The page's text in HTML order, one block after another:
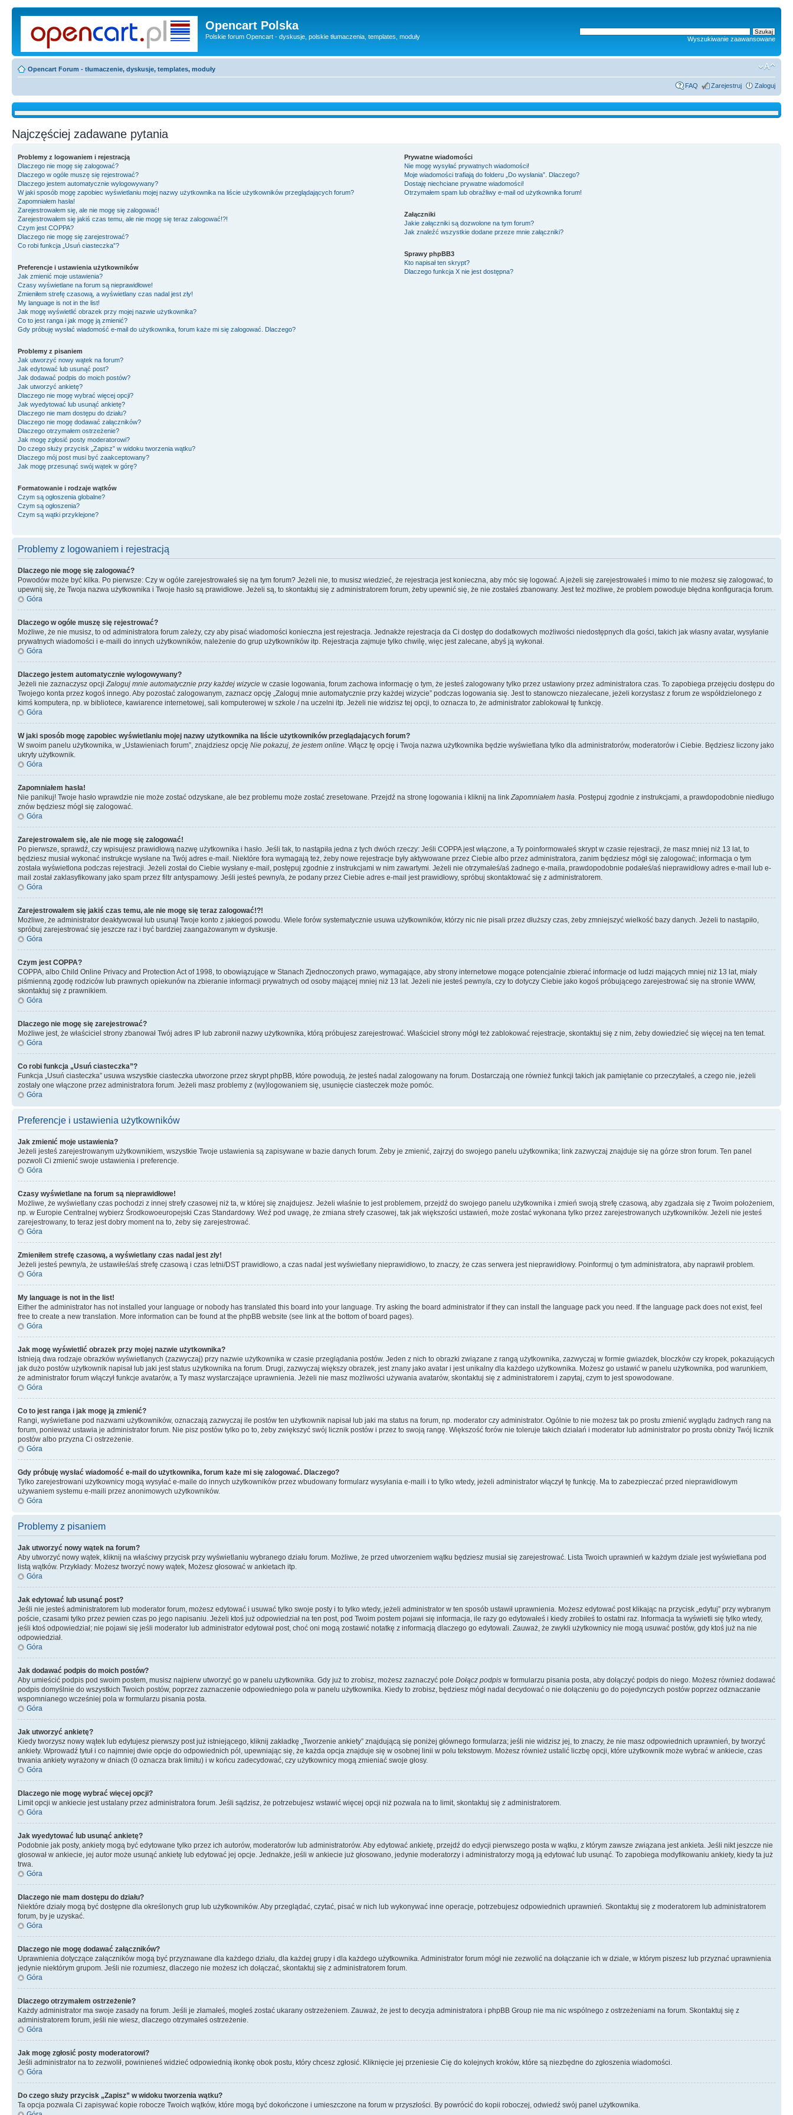
Opencart Polska
Polskie forum Opencart - dyskusje, polskie tłumaczenia, templates, moduły Wyszukiwanie zaawansowane
Opencart Forum - tłumaczenie, dyskusje, templates, moduły
FAQ Zarejestruj Zaloguj
Najczęściej zadawane pytania
Problemy z logowaniem i rejestracją
Dlaczego nie mogę się zalogować?
Dlaczego w ogóle muszę się rejestrować?
Dlaczego jestem automatycznie wylogowywany?
W jaki sposób mogę zapobiec wyświetlaniu mojej nazwy użytkownika na liście użytkowników przeglądających forum?
Zapomniałem hasła!
Zarejestrowałem się, ale nie mogę się zalogować!
Zarejestrowałem się jakiś czas temu, ale nie mogę się teraz zalogować!?!
Czym jest COPPA?
Dlaczego nie mogę się zarejestrować?
Co robi funkcja „Usuń ciasteczka”?
Preferencje i ustawienia użytkowników
Jak zmienić moje ustawienia?
Czasy wyświetlane na forum są nieprawidłowe!
Zmieniłem strefę czasową, a wyświetlany czas nadal jest zły!
My language is not in the list!
Jak mogę wyświetlić obrazek przy mojej nazwie użytkownika?
Co to jest ranga i jak mogę ją zmienić?
Gdy próbuję wysłać wiadomość e-mail do użytkownika, forum każe mi się zalogować. Dlaczego?
Problemy z pisaniem
Jak utworzyć nowy wątek na forum?
Jak edytować lub usunąć post?
Jak dodawać podpis do moich postów?
Jak utworzyć ankietę?
Dlaczego nie mogę wybrać więcej opcji?
Jak wyedytować lub usunąć ankietę?
Dlaczego nie mam dostępu do działu?
Dlaczego nie mogę dodawać załączników?
Dlaczego otrzymałem ostrzeżenie?
Jak mogę zgłosić posty moderatorowi?
Do czego służy przycisk „Zapisz” w widoku tworzenia wątku?
Dlaczego mój post musi być zaakceptowany?
Jak mogę przesunąć swój wątek w górę?
Formatowanie i rodzaje wątków
Czym są ogłoszenia globalne?
Czym są ogłoszenia?
Czym są wątki przyklejone?
Prywatne wiadomości
Nie mogę wysyłać prywatnych wiadomości!
Moje wiadomości trafiają do folderu „Do wysłania”. Dlaczego?
Dostaję niechciane prywatne wiadomości!
Otrzymałem spam lub obraźliwy e-mail od użytkownika forum!
Załączniki
Jakie załączniki są dozwolone na tym forum?
Jak znaleźć wszystkie dodane przeze mnie załączniki?
Sprawy phpBB3
Kto napisał ten skrypt?
Dlaczego funkcja X nie jest dostępna?
Problemy z logowaniem i rejestracją
Dlaczego nie mogę się zalogować?
Powodów może być kilka. Po pierwsze: Czy w ogóle zarejestrowałeś się na tym forum? Jeżeli nie, to musisz wiedzieć, że rejestracja jest konieczna, aby móc się logować. A jeżeli się zarejestrowałeś i mimo to nie możesz się zalogować, to
upewnij się, że Twoja nazwa użytkownika i Twoje hasło są prawidłowe. Jeżeli są, to skontaktuj się z administratorem forum, żeby upewnić się, że nie zostałeś zbanowany. Jest też możliwe, że problem powoduje błędna konfiguracja forum.
Góra
Dlaczego w ogóle muszę się rejestrować?
Możliwe, że nie musisz, to od administratora forum zależy, czy aby pisać wiadomości konieczna jest rejestracja. Jednakże rejestracja da Ci dostęp do dodatkowych możliwości niedostępnych dla gości, takich jak własny avatar, wysyłanie
prywatnych wiadomości i e-maili do innych użytkowników, należenie do grup użytkowników itp. Rejestracja zajmuje tylko chwilę, więc jest zalecane, abyś ją wykonał.
Góra
Dlaczego jestem automatycznie wylogowywany?
Jeżeli nie zaznaczysz opcjiZaloguj mnie automatycznie przy każdej wizycie w czasie logowania, forum zachowa informację o tym, że jesteś zalogowany tylko przez ustawiony przez administratora czas. To zapobiega przejęciu dostępu do
Twojego konta przez kogoś innego. Aby pozostać zalogowanym, zaznacz opcję „Zaloguj mnie automatycznie przy każdej wizycie” podczas logowania się. Jest to stanowczo niezalecane, jeżeli korzystasz z forum ze współdzielonego z
kimś komputera, np. w bibliotece, kawiarence internetowej, sali komputerowej w szkole / na uczelni itp. Jeżeli nie widzisz tej opcji, to oznacza to, że administrator zablokował tę funkcję.
Góra
W jaki sposób mogę zapobiec wyświetlaniu mojej nazwy użytkownika na liście użytkowników przeglądających forum?
W swoim panelu użytkownika, w „Ustawieniach forum”, znajdziesz opcję Nie pokazuj, że jestem online. Włącz tę opcję i Twoja nazwa użytkownika będzie wyświetlana tylko dla administratorów, moderatorów i Ciebie. Będziesz liczony jako
ukryty użytkownik.
Góra
Zapomniałem hasła!
Nie panikuj! Twoje hasło wprawdzie nie może zostać odzyskane, ale bez problemu może zostać zresetowane. Przejdź na stronę logowania i kliknij na linkZapomniałem hasła. Postępuj zgodnie z instrukcjami, a prawdopodobnie niedługo
znów będziesz mógł się zalogować.
Góra
Zarejestrowałem się, ale nie mogę się zalogować!
Po pierwsze, sprawdź, czy wpisujesz prawidłową nazwę użytkownika i hasło. Jeśli tak, to nastąpiła jedna z tych dwóch rzeczy: Jeśli COPPA jest włączone, a Ty poinformowałeś skrypt w czasie rejestracji, że masz mniej niż 13 lat, to
będziesz musiał wykonać instrukcje wysłane na Twój adres e-mail. Niektóre fora wymagają też, żeby nowe rejestracje były aktywowane przez Ciebie albo przez administratora, zanim będziesz mógł się zalogować; informacja o tym
została wyświetlona podczas rejestracji. Jeżeli został do Ciebie wysłany e-mail, postępuj zgodnie z instrukcjami w nim zawartymi. Jeżeli nie otrzymałeś/aś żadnego e-maila, prawdopodobnie podałeś/aś nieprawidłowy adres e-mail lub e-
mail został zaklasyfikowany jako spam przez filtr antyspamowy. Jeśli jesteś pewny/a, że podany przez Ciebie adres e-mail jest prawidłowy, spróbuj skontaktować się z administratorem.
Góra
Zarejestrowałem się jakiś czas temu, ale nie mogę się teraz zalogować!?!
Możliwe, że administrator deaktywował lub usunął Twoje konto z jakiegoś powodu. Wiele forów systematycznie usuwa użytkowników, którzy nic nie pisali przez dłuższy czas, żeby zmniejszyć wielkość bazy danych. Jeżeli to nastąpiło,
spróbuj zarejestrować się jeszcze raz i być bardziej zaangażowanym w dyskusje.
Góra
Czym jest COPPA?
COPPA, albo Child Online Privacy and Protection Act of 1998, to obowiązujące w Stanach Zjednoczonych prawo, wymagające, aby strony internetowe mogące potencjalnie zbierać informacje od ludzi mających mniej niż 13 lat, miały
piśmienną zgodę rodziców lub prawnych opiekunów na zbieranie informacji prywatnych od osoby mającej mniej niż 13 lat. Jeżeli nie jesteś pewny/a, czy to dotyczy Ciebie jako kogoś próbującego zarejestrować się na stronie WWW,
skontaktuj się z prawnikiem.
Góra
Dlaczego nie mogę się zarejestrować?
Możliwe jest, że właściciel strony zbanował Twój adres IP lub zabronił nazwy użytkownika, którą próbujesz zarejestrować. Właściciel strony mógł też zablokować rejestracje, skontaktuj się z nim, żeby dowiedzieć się więcej na ten temat.
Góra
Co robi funkcja „Usuń ciasteczka”?
Funkcja „Usuń ciasteczka” usuwa wszystkie ciasteczka utworzone przez skrypt phpBB, które powodują, że jesteś nadal zalogowany na forum. Dostarczają one również funkcji takich jak pamiętanie co przeczytałeś, a czego nie, jeżeli
zostały one włączone przez administratora forum. Jeżeli masz problemy z (wy)logowaniem się, usunięcie ciasteczek może pomóc.
Góra
Preferencje i ustawienia użytkowników
Jak zmienić moje ustawienia?
Jeżeli jesteś zarejestrowanym użytkownikiem, wszystkie Twoje ustawienia są zapisywane w bazie danych forum. Żeby je zmienić, zajrzyj do swojego panelu użytkownika; link zazwyczaj znajduje się na górze stron forum. Ten panel
pozwoli Ci zmienić swoje ustawienia i preferencje.
Góra
Czasy wyświetlane na forum są nieprawidłowe!
Możliwe, że wyświetlany czas pochodzi z innej strefy czasowej niż ta, w której się znajdujesz. Jeżeli właśnie to jest problemem, przejdź do swojego panelu użytkownika i zmień swoją strefę czasową, aby zgadzała się z Twoim położeniem,
np. w Europie Centralnej wybierz Środkowoeuropejski Czas Standardowy. Weź pod uwagę, że zmiana strefy czasowej, tak jak większości ustawień, może zostać wykonana tylko przez zarejestrowanych użytkowników. Jeżeli nie jesteś
zarejestrowany, to teraz jest dobry moment na to, żeby się zarejestrować.
Góra
Zmieniłem strefę czasową, a wyświetlany czas nadal jest zły!
Jeżeli jesteś pewny/a, że ustawiłeś/aś strefę czasową i czas letni/DST prawidłowo, a czas nadal jest wyświetlany nieprawidłowo, to znaczy, że czas serwera jest nieprawidłowy. Poinformuj o tym administratora, aby naprawił problem.
Góra
My language is not in the list!
Either the administrator has not installed your language or nobody has translated this board into your language. Try asking the board administrator if they can install the language pack you need. If the language pack does not exist, feel
free to create a new translation. More information can be found at the phpBB website (see link at the bottom of board pages).
Góra
Jak mogę wyświetlić obrazek przy mojej nazwie użytkownika?
Istnieją dwa rodzaje obrazków wyświetlanych (zazwyczaj) przy nazwie użytkownika w czasie przeglądania postów. Jeden z nich to obrazki związane z rangą użytkownika, zazwyczaj w formie gwiazdek, bloczków czy kropek, pokazujących
jak dużo postów użytkownik napisał lub jaki jest status użytkownika na forum. Drugi, zazwyczaj większy obrazek, jest znany jako avatar i jest unikalny dla każdego użytkownika. Możesz go ustawić w panelu użytkownika, pod warunkiem,
że administrator forum włączył funkcje avatarów, a Ty masz wystarczające uprawnienia. Jeżeli nie masz możliwości używania avatarów, skontaktuj się z administratorem i zapytaj, czym to jest spowodowane.
Góra
Co to jest ranga i jak mogę ją zmienić?
Rangi, wyświetlane pod nazwami użytkowników, oznaczają zazwyczaj ile postów ten użytkownik napisał lub jaki ma status na forum, np. moderator czy administrator. Ogólnie to nie możesz tak po prostu zmienić wyglądu żadnych rang na
forum, ponieważ ustawia je administrator forum. Nie pisz postów tylko po to, żeby zwiększyć swój licznik postów i przez to swoją rangę. Większość forów nie toleruje takich działań i moderator lub administrator po prostu obniży Twój licznik
postów albo przyzna Ci ostrzeżenie.
Góra
Gdy próbuję wysłać wiadomość e-mail do użytkownika, forum każe mi się zalogować. Dlaczego?
Tylko zarejestrowani użytkownicy mogą wysyłać e-maile do innych użytkowników przez wbudowany formularz wysyłania e-maili i to tylko wtedy, jeżeli administrator włączył tę funkcję. Ma to zabezpieczać przed nieprawidłowym
używaniem systemu e-maili przez anonimowych użytkowników.
Góra
Problemy z pisaniem
Jak utworzyć nowy wątek na forum?
Aby utworzyć nowy wątek, kliknij na właściwy przycisk przy wyświetlaniu wybranego działu forum. Możliwe, że przed utworzeniem wątku będziesz musiał się zarejestrować. Lista Twoich uprawnień w każdym dziale jest wyświetlana pod
listą wątków. Przykłady: Możesz tworzyć nowy wątek, Możesz głosować w ankietach itp.
Góra
Jak edytować lub usunąć post?
Jeśli nie jesteś administratorem lub moderator forum, możesz edytować i usuwać tylko swoje posty i to tylko wtedy, jeżeli administrator w ten sposób ustawił uprawnienia. Możesz edytować post klikając na przycisk „edytuj” przy wybranym
poście, czasami tylko przez pewien czas po jego napisaniu. Jeżeli ktoś już odpowiedział na ten post, pod Twoim postem pojawi się informacja, ile razy go edytowałeś i kiedy zrobiłeś to ostatni raz. Informacja ta wyświetli się tylko wtedy,
jeśli ktoś odpowiedział; nie pojawi się jeśli moderator lub administrator edytował post, choć oni mogą zostawić notatkę z informacją dlaczego go edytowali. Zauważ, że zwykli użytkownicy nie mogą usuwać postów, gdy ktoś już na nie
odpowiedział.
Góra
Jak dodawać podpis do moich postów?
Aby umieścić podpis pod swoim postem, musisz najpierw utworzyć go w panelu użytkownika. Gdy już to zrobisz, możesz zaznaczyć pole Dołącz podpis w formularzu pisania posta, aby dołączyć podpis do niego. Możesz również dodawać
podpis domyślnie do wszystkich Twoich postów, poprzez zaznaczenie odpowiedniego pola w panelu użytkownika. Kiedy to zrobisz, będziesz mógł nadal decydować o nie dołączeniu go do pojedynczych postów poprzez odznaczanie
wspomnianego wcześniej pola w formularzu pisania posta.
Góra
Jak utworzyć ankietę?
Kiedy tworzysz nowy wątek lub edytujesz pierwszy post już istniejącego, kliknij zakładkę „Tworzenie ankiety” znajdującą się poniżej głównego formularza; jeśli nie widzisz jej, to znaczy, że nie masz odpowiednich uprawnień, by tworzyć
ankiety. Wprowadź tytuł i co najmniej dwie opcje do odpowiednich pól, upewniając się, że każda opcja znajduje się w osobnej linii w polu tekstowym. Możesz również ustalić liczbę opcji, które użytkownik może wybrać w ankiecie, czas
trwania ankiety wyrażony w dniach (0 oznacza brak limitu) i w końcu zadecydować, czy użytkownicy mogą zmieniać swoje głosy.
Góra
Dlaczego nie mogę wybrać więcej opcji?
Limit opcji w ankiecie jest ustalany przez administratora forum. Jeśli sądzisz, że potrzebujesz wstawić więcej opcji niż pozwala na to limit, skontaktuj się z administratorem.
Góra
Jak wyedytować lub usunąć ankietę?
Podobnie jak posty, ankiety mogą być edytowane tylko przez ich autorów, moderatorów lub administratorów. Aby edytować ankietę, przejdź do edycji pierwszego posta w wątku, z którym zawsze związana jest ankieta. Jeśli nikt jeszcze nie
głosował w ankiecie, jej autor może usunąć ankietę lub edytować jej opcje. Jednakże, jeśli w ankiecie już głosowano, jedynie moderatorzy i administratorzy mogą ją edytować lub usunąć. To zapobiega modyfikowaniu ankiety, kiedy ta już
trwa.
Góra
Dlaczego nie mam dostępu do działu?
Niektóre działy mogą być dostępne dla określonych grup lub użytkowników. Aby przeglądać, czytać, pisać w nich lub wykonywać inne operacje, potrzebujesz odpowiednich uprawnień. Skontaktuj się z moderatorem lub administratorem
forum, by je uzyskać.
Góra
Dlaczego nie mogę dodawać załączników?
Uprawnienia dotyczące załączników mogą być przyznawane dla każdego działu, dla każdej grupy i dla każdego użytkownika. Administrator forum mógł nie zezwolić na dołączanie ich w dziale, w którym piszesz lub przyznać uprawnienia
jedynie niektórym grupom. Jeśli nie rozumiesz, dlaczego nie możesz ich dołączać, skontaktuj się z administratorem forum.
Góra
Dlaczego otrzymałem ostrzeżenie?
Każdy administrator ma swoje zasady na forum. Jeśli je złamałeś, mogłeś zostać ukarany ostrzeżeniem. Zauważ, że jest to decyzja administratora i phpBB Group nie ma nic wspólnego z ostrzeżeniami na forum. Skontaktuj się z
administratorem forum, jeśli nie wiesz, dlaczego otrzymałeś ostrzeżenie.
Góra
Jak mogę zgłosić posty moderatorowi?
Jeśli administrator na to zezwolił, powinieneś widzieć odpowiednią ikonkę obok postu, który chcesz zgłosić. Kliknięcie jej przeniesie Cię do kolejnych kroków, które są niezbędne do zgłoszenia wiadomości.
Góra
Do czego służy przycisk „Zapisz” w widoku tworzenia wątku?
Ta opcja pozwala Ci zapisywać kopie robocze Twoich wątków, które mogą być dokończone i umieszczone na forum w przyszłości. By powrócić do kopii roboczej, odwiedź swój panel użytkownika.